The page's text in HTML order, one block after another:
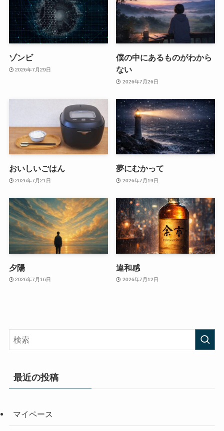
ゾンビ
2026年7月29日
僕の中にあるものがわから
ない
2026年7月26日
おいしいごはん
2026年7月21日
夢にむかって
2026年7月19日
夕陽
2026年7月16日
違和感
2026年7月12日
最近の投稿
マイペース